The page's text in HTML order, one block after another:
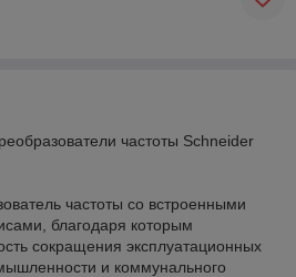
частоты Schneider
частоты со встроенными
благодаря которым
сокращения эксплуатационных
и коммунального